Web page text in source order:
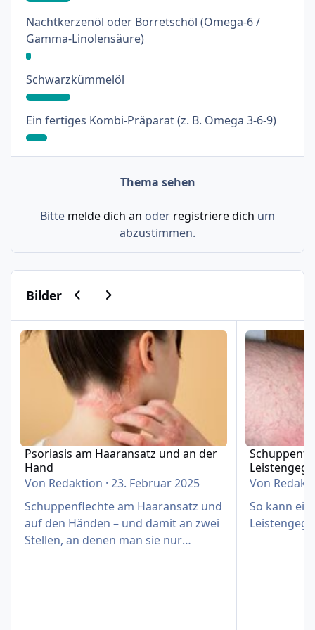
Nachtkerzenöl oder Borretschöl (Omega-6 /
Gamma-Linolensäure): 2%
Schwarzkümmelöl: 17%
Ein fertiges Kombi-Präparat (z. B. Omega 3-6-9): 8%
Thema sehen
Bitte melde dich an oder registriere dich um
abzustimmen.
BilderVorherige Karussell-Folie
Nächste Karussell-Folie
Psoriasis am Haaransatz und an der Hand
Psoriasis am Haaransatz und an der
Hand
Von Redaktion ·23. Februar 2025
Schuppenflechte am Haaransatz und
auf den Händen – und damit an zwei
Stellen, an denen man sie nur
Von
So kann